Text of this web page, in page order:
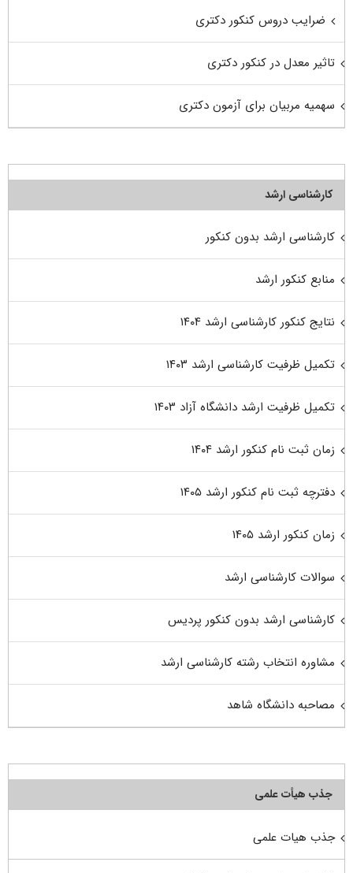
ضرایب دروس کنکور دکتری
تاثیر معدل در کنکور دکتری
سهمیه مربیان برای آزمون دکتری
کارشناسی ارشد
کارشناسی ارشد بدون کنکور
منابع کنکور ارشد
نتایج کنکور کارشناسی ارشد ۱۴۰۴
تکمیل ظرفیت کارشناسی ارشد ۱۴۰۳
تکمیل ظرفیت ارشد دانشگاه آزاد ۱۴۰۳
زمان ثبت نام کنکور ارشد ۱۴۰۴
دفترچه ثبت نام کنکور ارشد ۱۴۰۵
زمان کنکور ارشد ۱۴۰۵
سوالات کارشناسی ارشد
کارشناسی ارشد بدون کنکور پردیس
مشاوره انتخاب رشته کارشناسی ارشد
مصاحبه دانشگاه شاهد
جذب هیأت علمی
جذب هیات علمی